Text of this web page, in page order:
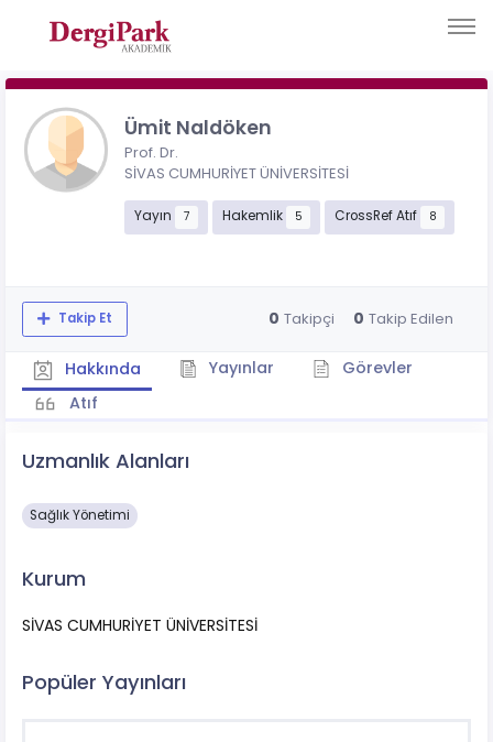
Ümit Naldöken
Prof. Dr.
SİVAS CUMHURİYET ÜNİVERSİTESİ
Yayın 7 Hakemlik 5 CrossRef Atıf 8
Takip Et 0 Takipçi 0 Takip Edilen
Hakkında Yayınlar
Görevler
Atıf
Uzmanlık Alanları
Sağlık Yönetimi
Kurum
SİVAS CUMHURİYET ÜNİVERSİTESİ
Popüler Yayınları